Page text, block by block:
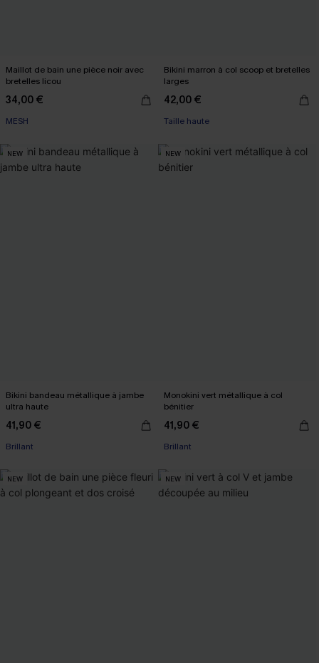
Maillot de bain une pièce noir avec
bretelles licou
34,00 €
MESH
Bikini marron à col scoop et bretelles
larges
42,00 €
Taille haute
NEW
Bikini bandeau métallique à jambe
ultra haute
41,90 €
Brillant
NEW
Monokini vert métallique à col
bénitier
41,90 €
Brillant
NEW NEW